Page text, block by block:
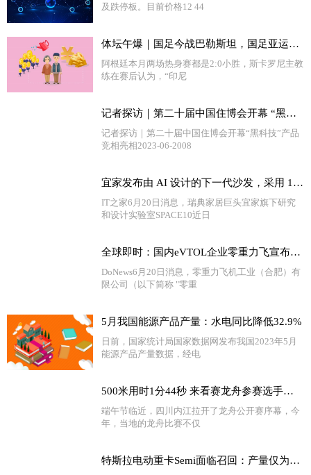
及跌停板。目前价格12 44
体坛午爆｜国足今战巴勒斯坦，国足亚运队1:0击败韩国队_世界报资讯
阿根廷本月两场热身赛都是2:0小胜，斯卡罗尼主教
练在赛后认为，“印尼
记者探访｜第二十届中国住博会开幕 “黑科技”产品竞相亮相_世界微动态
记者探访｜第二十届中国住博会开幕“黑科技”产品
竞相亮相2023-06-2008
宜家发布由 AI 设计的下一代沙发，采用 100% 可回收材料 焦点速递
IT之家6月20日消息，瑞典家居巨头宜家旗下研究
和设计实验室SPACE10近日
全球即时：国内eVTOL企业零重力飞宣布完成近亿元新一轮融资
DoNews6月20日消息，零重力飞机工业（合肥）有
限公司（以下简称 "零重
5月我国能源产品产量：水电同比降低32.9%
日前，国家统计局国家数据网发布我国2023年5月
能源产品产量数据，经电
500米用时1分44秒 来看赛龙舟参赛选手飞桨追浪→|头条
端午节临近，四川内江拉开了龙舟公开赛序幕，今
年，当地的龙舟比赛不仅
特斯拉电动重卡Semi面临召回：产量仅为36辆 天天快消息